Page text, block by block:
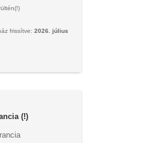
frissítve: 2026. július
(!)